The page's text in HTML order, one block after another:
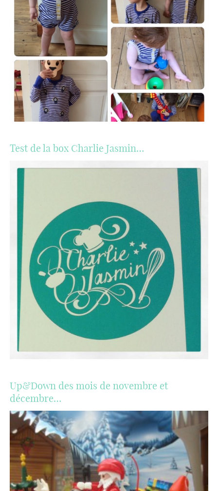
Test de la box Charlie Jasmin…
Up&Down des mois de novembre et
décembre…